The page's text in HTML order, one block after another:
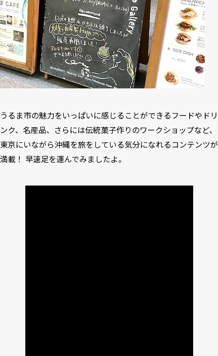
うるま市の魅力をいっぱいに感じることができるフードやドリ
ンク、名産品、さらには伝統菓子作りのワークショップなど、
東京にいながら沖縄を旅をしている気分になれるコンテンツが
満載！ 早速足を運んでみましたよ。